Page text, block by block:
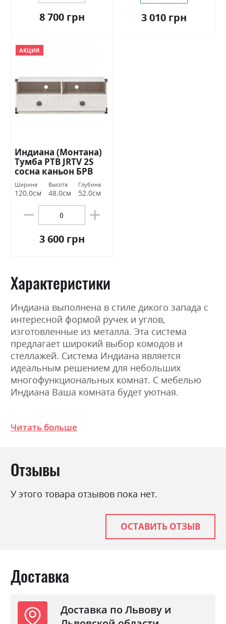
8 700 грн 3 010 грн
АКЦИЯ
Индиана (Монтана)
Тумба РТВ JRTV 2S
сосна каньон БРВ
Украина
Ширина
120.0см
Высота
48.0см
Глубина
52.0см
3 600 грн
Характеристики
Индиана выполнена в стиле дикого запада с
интересной формой ручек и углов,
изготовленные из металла. Эта система
предлагает широкий выбор комодов и
стеллажей. Система Индиана является
идеальным решением для небольших
многофункциональных комнат. С мебелью
Индиана Ваша комната будет уютная.
Фабрика:
Цвет материала
Стиль
кантрі, класика, прованс,
ретро
ламінована ДСП з МДФ
Читать больше
Отзывы
У этого товара отзывов пока нет.
ОСТАВИТЬ ОТЗЫВ
Доставка
Доставка по Львову и